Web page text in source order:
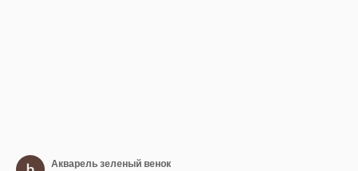
Акварель зеленый венок